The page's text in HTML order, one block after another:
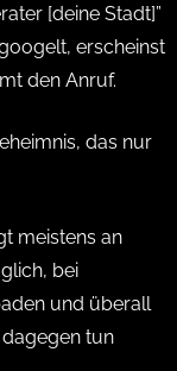
[deine Stadt]”
erscheinst
den Anruf.
das nur
meistens an
bei
und überall
tun